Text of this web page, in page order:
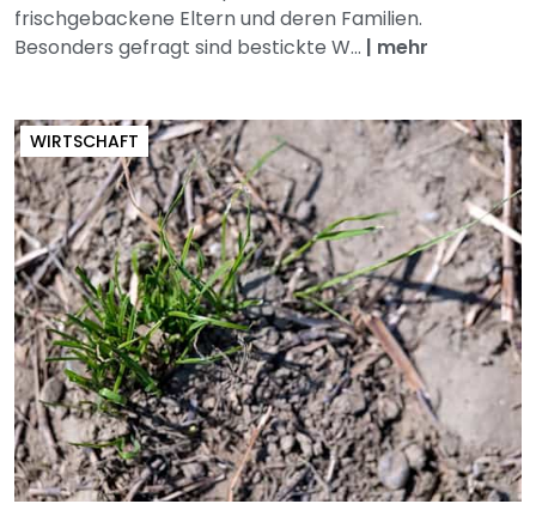
frischgebackene Eltern und deren Familien.
Besonders gefragt sind bestickte W... | mehr
WIRTSCHAFT